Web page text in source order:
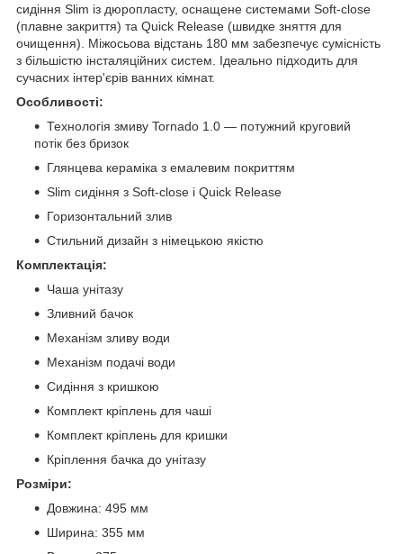
сидіння Slim із дюропласту, оснащене системами Soft-close
(плавне закриття) та Quick Release (швидке зняття для
очищення). Міжосьова відстань 180 мм забезпечує сумісність
з більшістю інсталяційних систем. Ідеально підходить для
сучасних інтер'єрів ванних кімнат.
Особливості:
Технологія змиву Tornado 1.0 — потужний круговий
потік без бризок
Глянцева кераміка з емалевим покриттям
Slim сидіння з Soft-close і Quick Release
Горизонтальний злив
Стильний дизайн з німецькою якістю
Комплектація:
Чаша унітазу
Зливний бачок
Механізм зливу води
Механізм подачі води
Сидіння з кришкою
Комплект кріплень для чаші
Комплект кріплень для кришки
Кріплення бачка до унітазу
Розміри:
Довжина: 495 мм
Ширина: 355 мм